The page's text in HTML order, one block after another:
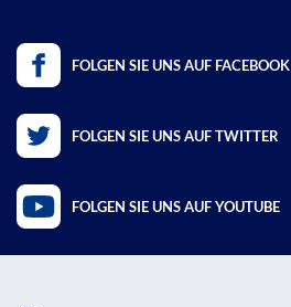
FOLGEN SIE UNS AUF FACEBOOK
FOLGEN SIE UNS AUF TWITTER
FOLGEN SIE UNS AUF YOUTUBE